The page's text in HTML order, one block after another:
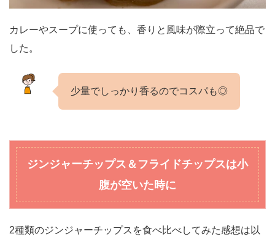
カレーやスープに使っても、香りと風味が際立って絶品で
した。
少量でしっかり香るのでコスパも◎
ジンジャーチップス＆フライドチップスは小
腹が空いた時に
2種類のジンジャーチップスを食べ比べしてみた感想は以